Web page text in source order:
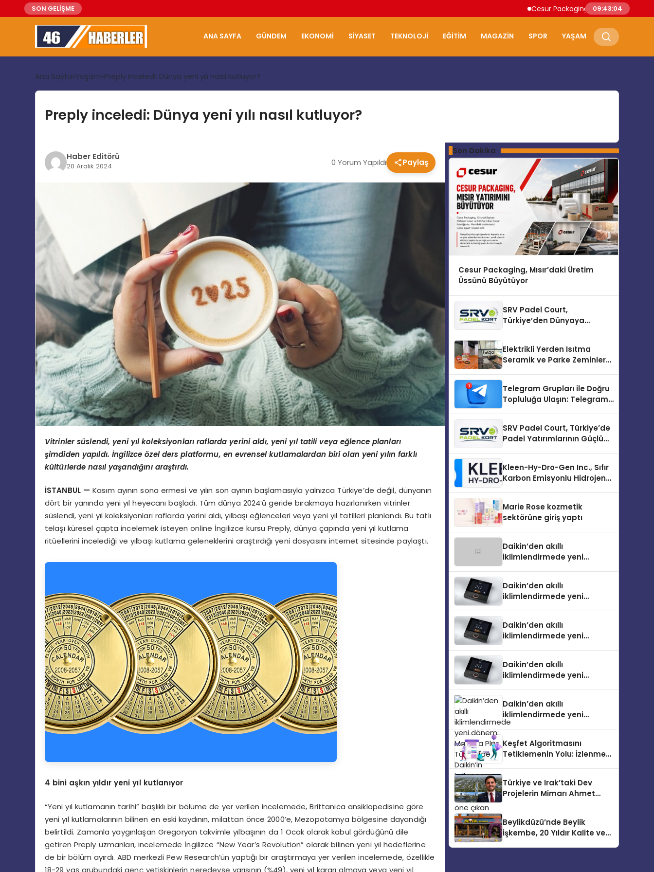
SON GELİŞME Cesur Packaging, Mısır’daki Üretim Üssünü
09:43:05
ANA SAYFA GÜNDEM EKONOMI SIYASET TEKNOLOJI EĞITIM MAGAZIN SPOR YAŞAM
Ana Sayfa Yaşam Preply inceledi: Dünya yeni yılı nasıl kutluyor?
Preply inceledi: Dünya yeni yılı nasıl kutluyor?
Haber Editörü
20 Aralık 2024 0 Yorum Yapıldı Paylaş
Vitrinler süslendi, yeni yıl koleksiyonlarıraflarda yerini aldı, yeni yıl tatili veya eğlence planları
şimdiden yapıldı. İngilizceözel ders platformu, en evrensel kutlamalardan biri olan yeni yılın farklı
kültürlerde nasıl yaşandığını araştırdı.
İSTANBUL — Kasım ayının sona ermesi ve yılın son ayının başlamasıyla yalnızca Türkiye’de değil, dünyanın
dört bir yanında yeni yıl heyecanı başladı. Tüm dünya 2024’ü geride bırakmaya hazırlanırken vitrinler
süslendi, yeni yıl koleksiyonları raflarda yerini aldı, yılbaşı eğlenceleri veya yeni yıl tatilleri planlandı. Bu tatlı
telaşı küresel çapta incelemek isteyen online İngilizce kursu Preply, dünya çapında yeni yıl kutlama
ritüellerini incelediği ve yılbaşı kutlama geleneklerini araştırdığı yeni dosyasını internet sitesinde paylaştı.
4 bini aşkın yıldır yeni yıl kutlanıyor
“Yeni yıl kutlamanın tarihi” başlıklı bir bölüme de yer verilen incelemede, Brittanica ansiklopedisine göre
yeni yıl kutlamalarının bilinen en eski kaydının, milattan önce 2000’e, Mezopotamya bölgesine dayandığı
belirtildi. Zamanla yaygınlaşan Gregoryan takvimle yılbaşının da 1 Ocak olarak kabul gördüğünü dile
getiren Preply uzmanları, incelemede İngilizce “New Year’s Revolution” olarak bilinen yeni yıl hedeflerine
de bir bölüm ayırdı. ABD merkezli Pew Research’ün yaptığı bir araştırmaya yer verilen incelemede, özellikle
18-29 yaş grubundaki genç yetişkinlerin neredeyse yarısının (%49), yeni yıl kararı almaya veya yeni yıl
Son Dakika
Cesur Packaging, Mısır’daki Üretim
Üssünü Büyütüyor
SRV Padel Court,
Türkiye’den Dünyaya
Elektrikli Yerden Isıtma
Seramik ve Parke Zeminler
Telegram Grupları ile Doğru
Topluluğa Ulaşın: Telegram
SRV Padel Court, Türkiye’de
Padel Yatırımlarının Güçlü
Kleen-Hy-Dro-Gen Inc., Sıfır
Karbon Emisyonlu Hidrojen
Aldı
Marie Rose kozmetik
sektörüne giriş yaptı
Daikin’den akıllı
iklimlendirmede yeni
Daikin’den akıllı
iklimlendirmede yeni
Daikin’den akıllı
iklimlendirmede yeni
Daikin’den akıllı
iklimlendirmede yeni
Daikin’den akıllı
iklimlendirmede yeni
dönem: Madoka Plus
dostu tasarımıyla öne çıkan
Madoka ailesinin yeni nesil
teknolojilerle donatılmış son
modeli VRV kontrol ünitesi
Madoka Plus Türkiye’de
satışa sunuldu. Tam
dokunmatik ekranı, mobil
uygulama desteği ve akıllı
sensör entegrasyonu
Keşfet Algoritmasını
Tetiklemenin Yolu: İzlenme
Türkiye ve Irak’taki Dev
Projelerin Mimarı Ahmet
Holding Industrial City”
Projesini Hayata Geçirecek
Beylikdüzü’nde Beylik
İşkembe, 20 Yıldır Kalite ve